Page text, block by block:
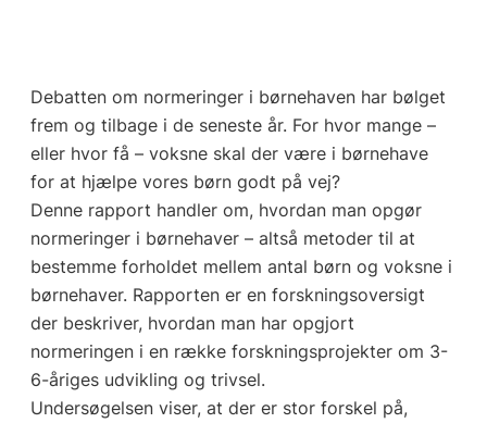
Debatten om normeringer i børnehaven har bølget
frem og tilbage i de seneste år. For hvor mange –
eller hvor få – voksne skal der være i børnehave
for at hjælpe vores børn godt på vej?
Denne rapport handler om, hvordan man opgør
normeringer i børnehaver – altså metoder til at
bestemme forholdet mellem antal børn og voksne i
børnehaver. Rapporten er en forskningsoversigt
der beskriver, hvordan man har opgjort
normeringen i en række forskningsprojekter om 3-
6-åriges udvikling og trivsel.
Undersøgelsen viser, at der er stor forskel på,